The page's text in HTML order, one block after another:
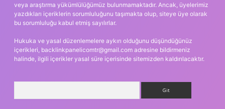
veya araştırma yükümlülüğümüz bulunmamaktadır. Ancak, üyelerimiz
yazdıkları içeriklerin sorumluluğunu taşımakta olup, siteye üye olarak
bu sorumluluğu kabul etmiş sayılırlar.
Hukuka ve yasal düzenlemelere aykırı olduğunu düşündüğünüz
içerikleri, backlinkpanelicomtr@gmail.com adresine bildirmeniz
halinde, ilgili içerikler yasal süre içerisinde sitemizden kaldırılacaktır.